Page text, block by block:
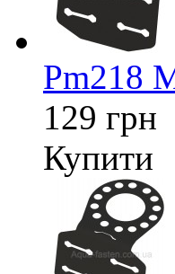
Pm218
129 грн
Купити